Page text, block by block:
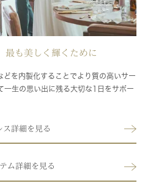
最も美しく輝くために
どを内製化することでより質の高いサー
一生の思い出に残る大切な1日をサポー
ス詳細を見る
ム詳細を見る